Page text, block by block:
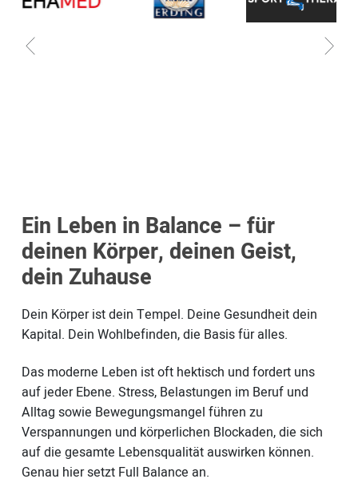
Ein Leben in Balance – für
deinen Körper, deinen Geist,
dein Zuhause
Dein Körper ist dein Tempel. Deine Gesundheit dein
Kapital. Dein Wohlbefinden, die Basis für alles.
Das moderne Leben ist oft hektisch und fordert uns
auf jeder Ebene. Stress, Belastungen im Beruf und
Alltag sowie Bewegungsmangel führen zu
Verspannungen und körperlichen Blockaden, die sich
auf die gesamte Lebensqualität auswirken können.
Genau hier setzt Full Balance an.